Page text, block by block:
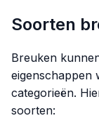
Soorten
Breuken
eigenschappen
categorieën.
soorten: